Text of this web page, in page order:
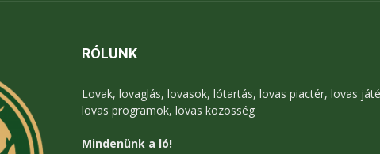
RÓLUNK
Lovak, lovaglás, lovasok, lótartás, lovas piactér, lovas
lovas programok, lovas közösség
Mindenünk a ló!